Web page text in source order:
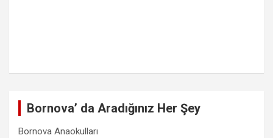
Bornova’ da Aradığınız Her Şey
Bornova Anaokulları